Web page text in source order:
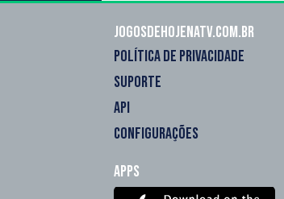
Jogosdehojenatv.com.br
POLÍTICA DE PRIVACIDADE
SUPORTE
API
CONFIGURAÇÕES
Apps